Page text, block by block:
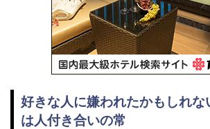
好きな人に嫌われたかもしれな
は人付き合いの常